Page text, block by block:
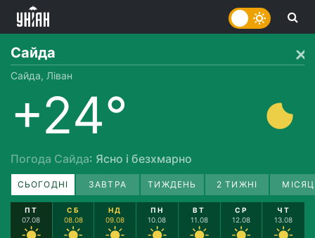
Сайда
Сайда, Ліван
+24°
Погода Сайда: Ясно і безхмарно
СЬОГОДНІ ЗАВТРА ТИЖДЕНЬ 2 ТИЖНІ
ПТ
07.08
СБ
08.08
НД
09.08
ПН
10.08
ВТ
11.08
СР
12.08
ЧТ
13.08